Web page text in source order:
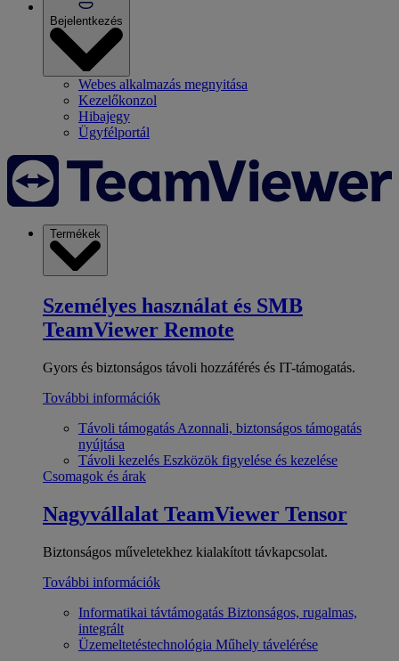
Bejelentkezés
Webes alkalmazás megnyitása
Kezelőkonzol
Hibajegy
Ügyfélportál
Termékek
Személyes használat és SMB
TeamViewer Remote
Gyors és biztonságos távoli hozzáférés és IT-támogatás.
További információk
Távoli támogatás Azonnali, biztonságos támogatás
nyújtása
Távoli kezelés Eszközök figyelése és kezelése
Csomagok és árak
Nagyvállalat TeamViewer Tensor
Biztonságos műveletekhez kialakított távkapcsolat.
További információk
Informatikai távtámogatás Biztonságos, rugalmas,
integrált
Üzemeltetéstechnológia Műhely távelérése